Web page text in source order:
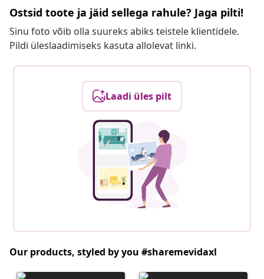
Ostsid toote ja jäid sellega rahule? Jaga pilti!
Sinu foto võib olla suureks abiks teistele klientidele.
Pildi üleslaadimiseks kasuta allolevat linki.
Laadi üles pilt
Our products, styled by you #sharemevidaxl